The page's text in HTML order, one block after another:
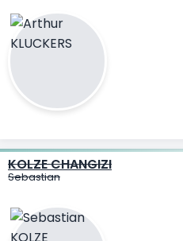
KOLZE CHANGIZI
Sebastian